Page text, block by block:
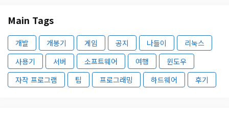
Main Tags
개발 개봉기 게임 공지 나들이
리눅스
사용기
서버 소프트웨어 여행
윈도우
자작 프로그램
팁 프로그래밍 하드웨어 후기